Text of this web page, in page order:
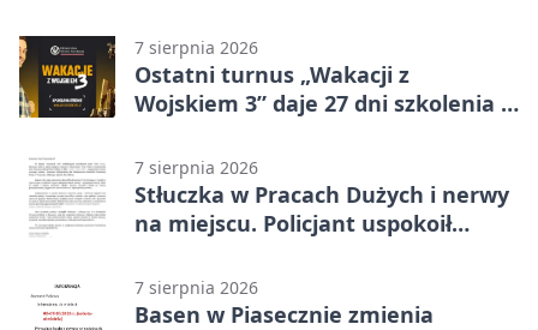
7 sierpnia 2026
Ostatni turnus „Wakacji z
Wojskiem 3” daje 27 dni szkolenia i
7 sierpnia 2026
Stłuczka w Pracach Dużych i nerwy
na miejscu. Policjant uspokoił
7 sierpnia 2026
Basen w Piasecznie zmienia